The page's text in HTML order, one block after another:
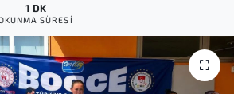
1 DK
SÜRESI